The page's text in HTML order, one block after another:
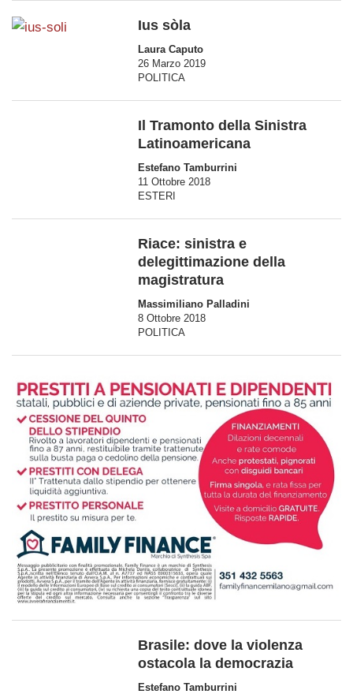
Ius sòla
Laura Caputo
26 Marzo 2019
POLITICA
Il Tramonto della Sinistra
Latinoamericana
Estefano Tamburrini
11 Ottobre 2018
ESTERI
Riace: sinistra e
delegittimazione della
magistratura
Massimiliano Palladini
8 Ottobre 2018
POLITICA
Brasile: dove la violenza
ostacola la democrazia
Estefano Tamburrini